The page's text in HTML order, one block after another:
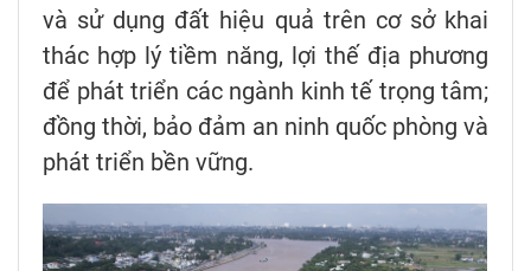
và sử dụng đất hiệu quả trên cơ sở khai
thác hợp lý tiềm năng, lợi thế địa phương
để phát triển các ngành kinh tế trọng tâm;
đồng thời, bảo đảm an ninh quốc phòng và
phát triển bền vững.